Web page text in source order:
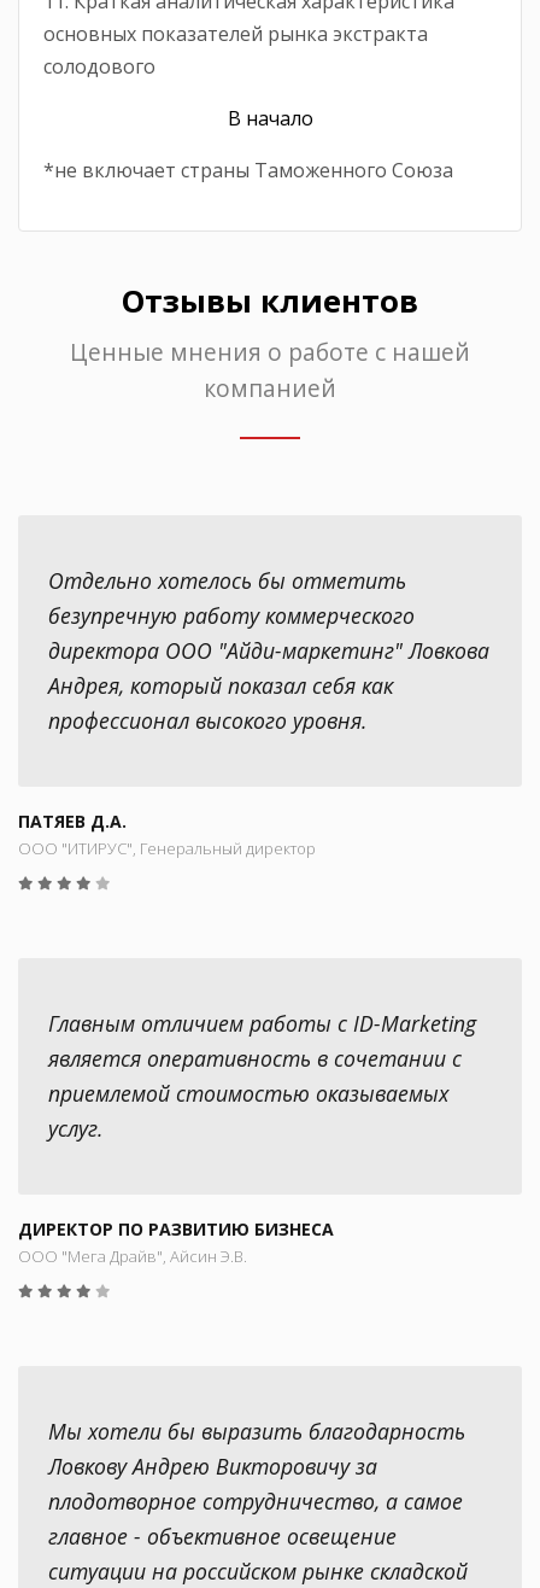
основных показателей рынка экстракта
солодового
В начало
*не включает страны Таможенного Союза
Отзывы клиентов
Ценные мнения о работе с нашей
компанией
Отдельно хотелось бы отметить
безупречную работу коммерческого
директора ООО "Айди-маркетинг" Ловкова
Андрея, который показал себя как
профессионал высокого уровня.
ПАТЯЕВ Д.А.
ООО "ИТИРУС", Генеральный директор
Главным отличием работы с ID-Marketing
является оперативность в сочетании с
приемлемой стоимостью оказываемых
услуг.
ДИРЕКТОР ПО РАЗВИТИЮ БИЗНЕСА
ООО "Мега Драйв", Айсин Э.В.
Мы хотели бы выразить благодарность
Ловкову Андрею Викторовичу за
плодотворное сотрудничество, а самое
главное - объективное освещение
ситуации на российском рынке складской